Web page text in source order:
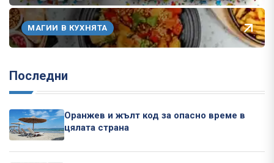
МАГИИ В КУХНЯТА
Последни
Оранжев и жълт код за опасно време в
цялата страна